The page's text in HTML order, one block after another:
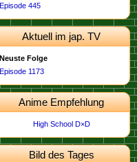
Episode 445
Aktuell im jap. TV
Neuste Folge
Episode 1173
Anime Empfehlung
High School D×D
Bild des Tages